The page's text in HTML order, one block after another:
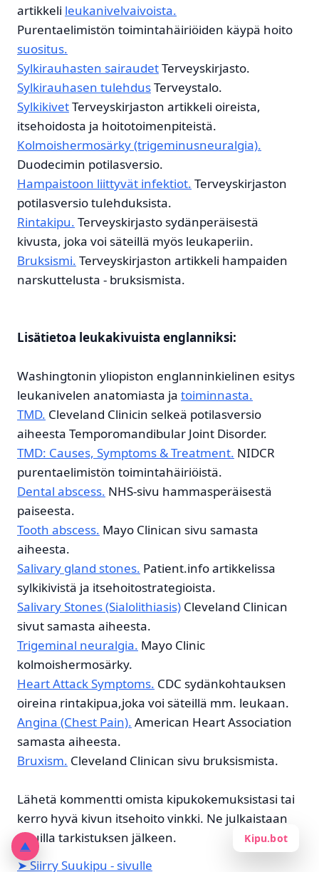
artikkeli leukanivelvaivoista.
Purentaelimistön toimintahäiriöiden käypä hoito
suositus.
Sylkirauhasten sairaudetTerveyskirjasto.
Sylkirauhasen tulehdusTerveystalo.
SylkikivetTerveyskirjaston artikkeli oireista,
itsehoidosta ja hoitotoimenpiteistä.
Kolmoishermosärky (trigeminusneuralgia).
Duodecimin potilasversio.
Hampaistoon liittyvät infektiot. Terveyskirjaston
potilasversio tulehduksista.
Rintakipu. Terveyskirjasto sydänperäisestä
kivusta, joka voi säteillä myös leukaperiin.
Bruksismi. Terveyskirjaston artikkeli hampaiden
narskuttelusta - bruksismista.
Lisätietoa leukakivuista englanniksi:
Washingtonin yliopiston englanninkielinen esitys
leukanivelen anatomiasta ja toiminnasta.
TMD. Cleveland Clinicin selkeä potilasversio
aiheesta Temporomandibular Joint Disorder.
TMD: Causes, Symptoms & Treatment. NIDCR
purentaelimistön toimintahäiriöistä.
Dental abscess. NHS-sivu hammasperäisestä
paiseesta.
Tooth abscess. Mayo Clinican sivu samasta
aiheesta.
Salivary gland stones. Patient.info artikkelissa
sylkikivistä ja itsehoitostrategioista.
Salivary Stones (Sialolithiasis) Cleveland Clinican
sivut samasta aiheesta.
Trigeminal neuralgia. Mayo Clinic
kolmoishermosärky.
Heart Attack Symptoms. CDC sydänkohtauksen
oireina rintakipua,joka voi säteillä mm. leukaan.
Angina (Chest Pain). American Heart Association
samasta aiheesta.
Bruxism. Cleveland Clinican sivu bruksismista.
Lähetä kommentti omista kipukokemuksistasi tai
kerro hyvä kivun itsehoito vinkki. Ne julkaistaan
sivuilla tarkistuksen jälkeen.
➤ Siirry Suukipu - sivulle
▲
Kipu.bot